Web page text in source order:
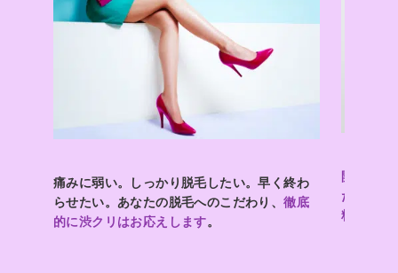
痛みに弱い。しっかり脱毛したい。早く終わ
らせたい。あなたの脱毛へのこだわり、徹底
的に渋クリはお応えします。
開院から
た
料